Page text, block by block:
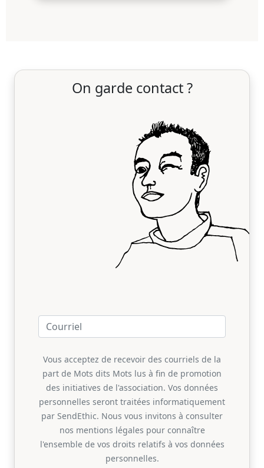
On garde contact ?
Vous acceptez de recevoir des courriels de la
part de Mots dits Mots lus à fin de promotion
des initiatives de l'association. Vos données
personnelles seront traitées informatiquement
par SendEthic. Nous vous invitons à consulter
nos mentions légales pour connaître
l'ensemble de vos droits relatifs à vos données
personnelles.